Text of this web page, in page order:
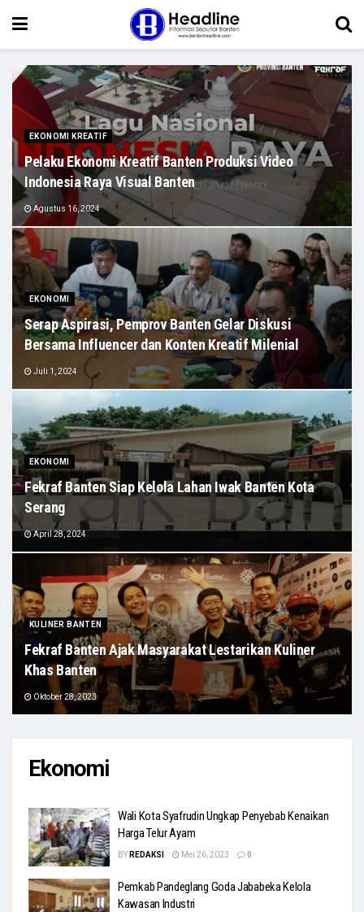
EKONOMI KREATIF
Pelaku Ekonomi Kreatif Banten Produksi Video
Indonesia Raya Visual Banten
Agustus 16, 2024
EKONOMI
Serap Aspirasi, Pemprov Banten Gelar Diskusi
Bersama Influencer dan Konten Kreatif Milenial
Juli 1, 2024
EKONOMI
Fekraf Banten Siap Kelola Lahan Iwak Banten Kota
Serang
April 28, 2024
KULINER BANTEN
Fekraf Banten Ajak Masyarakat Lestarikan Kuliner
Khas Banten
Oktober 28, 2023
Ekonomi
Wali Kota Syafrudin Ungkap Penyebab Kenaikan
Harga Telur Ayam
BY REDAKSI Mei 26, 2023 0
Pemkab Pandeglang Goda Jababeka Kelola
Kawasan Industri